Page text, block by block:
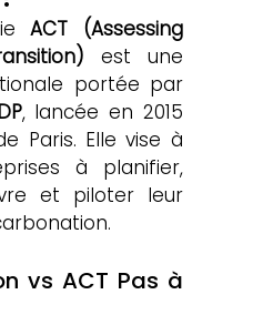
ACT (Assessing
est une
portée par
, lancée en 2015
Paris. Elle vise à
à planifier,
et piloter leur
vs ACT Pas à